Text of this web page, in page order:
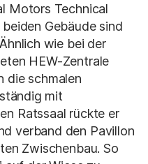
Motors Technical
Gebäude sind
wie bei der
HEW-Zentrale
die schmalen
mit
Ratssaal rückte er
verband den Pavillon
Zwischenbau. So